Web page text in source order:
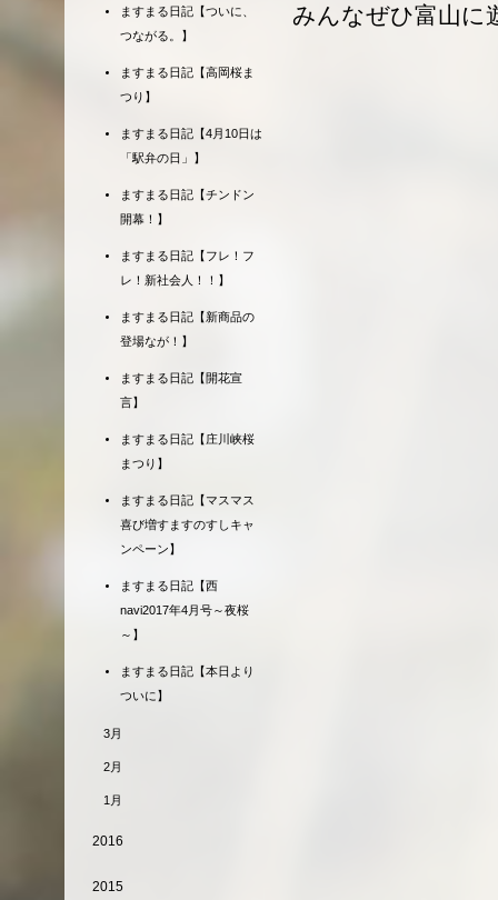
みんなぜひ富山に
ますまる日記【ついに、
つながる。】
ますまる日記【高岡桜ま
つり】
ますまる日記【4月10日は
「駅弁の日」】
ますまる日記【チンドン
開幕！】
ますまる日記【フレ！フ
レ！新社会人！！】
ますまる日記【新商品の
登場なが！】
ますまる日記【開花宣
言】
ますまる日記【庄川峡桜
まつり】
ますまる日記【マスマス
喜び増すますのすしキャ
ンペーン】
ますまる日記【西
navi2017年4月号～夜桜
～】
ますまる日記【本日より
ついに】
3月
2月
1月
2016
2015